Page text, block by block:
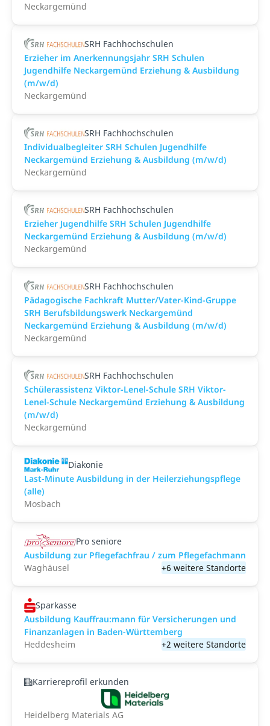
Neckargemünd
SRH Fachhochschulen
Erzieher im Anerkennungsjahr SRH Schulen
Jugendhilfe Neckargemünd Erziehung & Ausbildung
(m/w/d)
Neckargemünd
SRH Fachhochschulen
Individualbegleiter SRH Schulen Jugendhilfe
Neckargemünd Erziehung & Ausbildung (m/w/d)
Neckargemünd
SRH Fachhochschulen
Erzieher Jugendhilfe SRH Schulen Jugendhilfe
Neckargemünd Erziehung & Ausbildung (m/w/d)
Neckargemünd
SRH Fachhochschulen
Pädagogische Fachkraft Mutter/Vater-Kind-Gruppe
SRH Berufsbildungswerk Neckargemünd
Neckargemünd Erziehung & Ausbildung (m/w/d)
Neckargemünd
SRH Fachhochschulen
Schülerassistenz Viktor-Lenel-Schule SRH Viktor-
Lenel-Schule Neckargemünd Erziehung & Ausbildung
(m/w/d)
Neckargemünd
Diakonie
Last-Minute Ausbildung in der Heilerziehungspflege
(alle)
Mosbach
Pro seniore
Ausbildung zur Pflegefachfrau / zum Pflegefachmann
Waghäusel
+6 weitere Standorte
Sparkasse
Ausbildung Kauffrau:mann für Versicherungen und
Finanzanlagen in Baden-Württemberg
Heddesheim
+2 weitere Standorte
Karriereprofil erkunden
Heidelberg Materials AG